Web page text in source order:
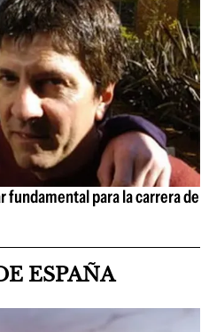
fundamental para la carrera de
ESPAÑA